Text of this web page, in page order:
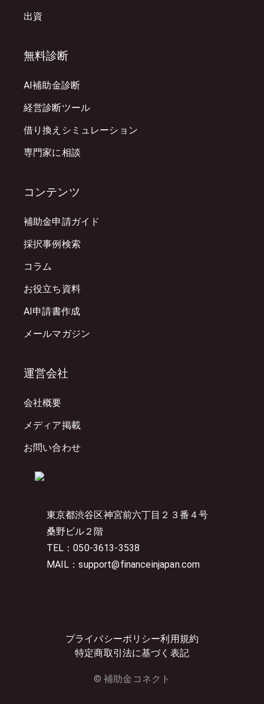
東京都渋谷区神宮前六丁目２３番４号
桑野ビル２階
TEL：050-3613-3538
MAIL：support@financeinjapan.com
プライバシーポリシー利用規約
特定商取引法に基づく表記
© 補助金コネクト
出資
無料診断
AI補助金診断
経営診断ツール
借り換えシミュレーション
専門家に相談
コンテンツ
補助金申請ガイド
採択事例検索
コラム
お役立ち資料
AI申請書作成
メールマガジン
運営会社
会社概要
メディア掲載
お問い合わせ